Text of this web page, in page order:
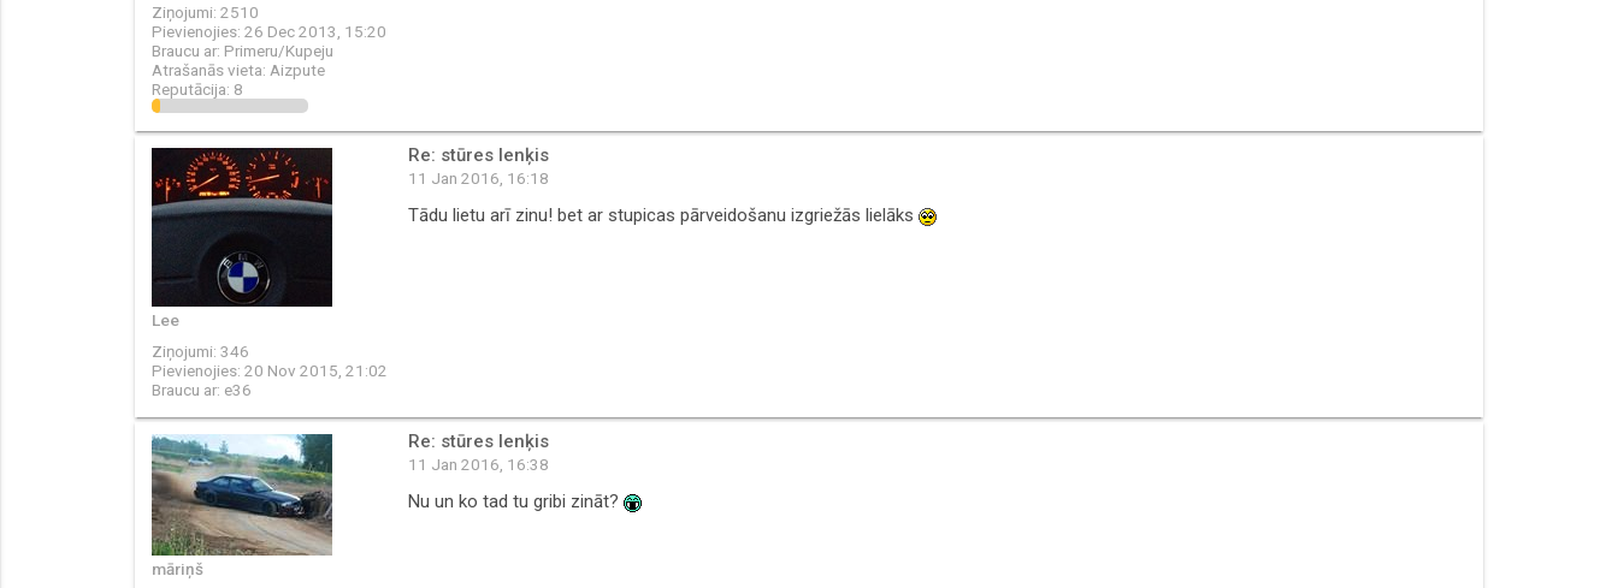
Ziņojumi: 2510
Pievienojies: 26 Dec 2013, 15:20
Braucu ar: Primeru/Kupeju
Atrašanās vieta: Aizpute
Reputācija: 8
Lee
Ziņojumi: 346
Pievienojies: 20 Nov 2015, 21:02
Braucu ar: e36
Re: stūres lenķis
11 Jan 2016, 16:18
Tādu lietu arī zinu! bet ar stupicas pārveidošanu izgriežās lielāks
māriņš
Re: stūres lenķis
11 Jan 2016, 16:38
Nu un ko tad tu gribi zināt?